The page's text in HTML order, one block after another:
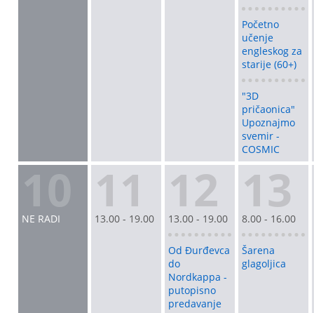
Početno
učenje
engleskog za
starije (60+)
"3D
pričaonica"
Upoznajmo
svemir -
COSMIC
NE RADI 11
13.00 - 19.00 12
13.00 - 19.00
Od Đurđevca
do
Nordkappa -
putopisno
predavanje
13
8.00 - 16.00
Šarena
glagoljica